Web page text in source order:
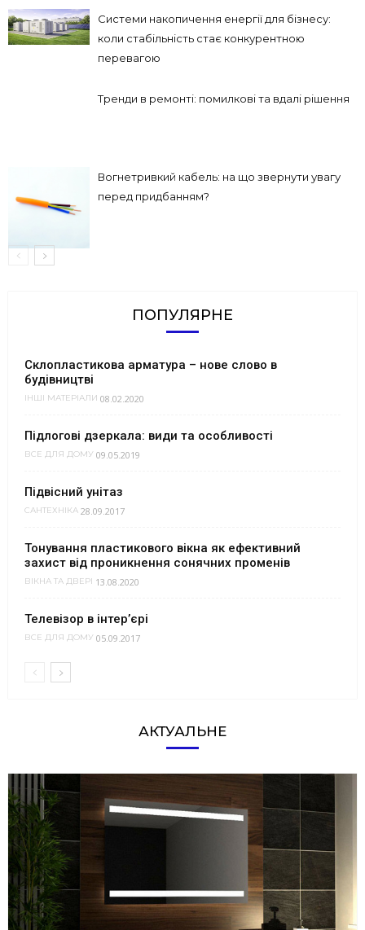
Системи накопичення енергії для бізнесу:
коли стабільність стає конкурентною
перевагою
Тренди в ремонті: помилкові та вдалі рішення
Вогнетривкий кабель: на що звернути увагу
перед придбанням?
ПОПУЛЯРНЕ
Склопластикова арматура – нове слово в
будівництві
ІНШІ МАТЕРІАЛИ 08.02.2020
Підлогові дзеркала: види та особливості
ВСЕ ДЛЯ ДОМУ 09.05.2019
Підвісний унітаз
САНТЕХНІКА 28.09.2017
Тонування пластикового вікна як ефективний
захист від проникнення сонячних променів
ВІКНА ТА ДВЕРІ 13.08.2020
Телевізор в інтер’єрі
ВСЕ ДЛЯ ДОМУ 05.09.2017
АКТУАЛЬНЕ